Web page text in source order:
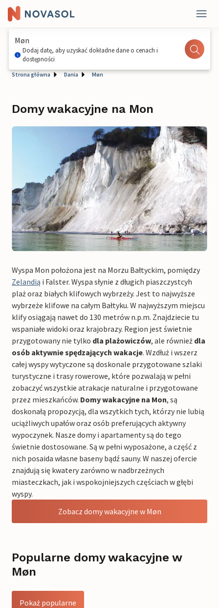
Møn
Dodaj datę, aby uzyskać dokładne dane o cenach i
dostępności
Strona główna Dania Møn
Domy wakacyjne na Mon
Wyspa Mon położona jest na Morzu Bałtyckim, pomiędzy
Zelandią i Falster. Wyspa słynie z długich piaszczystcyh
plaż oraz białych klifowych wybrzeży. Jest to najwyższe
wybrzeże klifowe na całym Bałtyku. W najwyższym miejscu
klify osiągają nawet do 130 metrów n.p.m. Znajdziecie tu
wspaniałe widoki oraz krajobrazy. Region jest świetnie
przygotowany nie tylko dla plażowiczów, ale również dla
osób aktywnie spędzających wakacje. Wzdłuż i wszerz
całej wyspy wytyczone są doskonale przygotowane szlaki
turystyczne i trasy rowerowe, które pozwalają w pełni
zobaczyć wszystkie atrakacje naturalne i przygotowane
przez mieszkańców. Domy wakacyjne na Mon, są
doskonałą propozycją, dla wszytkich tych, którzy nie lubią
uciążliwych upałów oraz osób preferujących aktywny
wypoczynek. Nasze domy i apartamenty są do tego
świetnie dostosowane. Są w pełni wyposażone, a część z
nich posaida własne baseny bądź sauny. W naszej ofercie
znajdują się kwatery zarówno w nadbrzeżnych
miasteczkach, jak i wspokojniejszych częściach w głębi
wyspy.
Zobacz domy wakacyjne w Møn
Popularne domy wakacyjne w
Møn
Pokaż popularne